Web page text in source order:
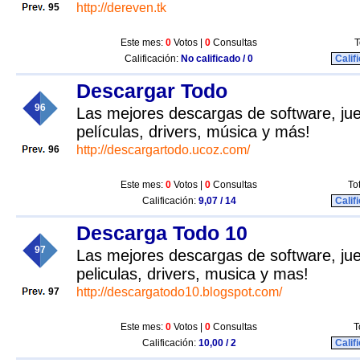
95 http://dereven.tk
Este mes: 0 Votos | 0 Consultas
Calificación: No calificado / 0
96
96
Descargar Todo
Las mejores descargas de software,
películas, drivers, música y más!
http://descargartodo.ucoz.com/
Este mes: 0 Votos | 0 Consultas
Calificación: 9,07 / 14
97
97
Descarga Todo 10
Las mejores descargas de software,
peliculas, drivers, musica y mas!
http://descargatodo10.blogspot.com/
Este mes: 0 Votos | 0 Consultas
Calificación: 10,00 / 2